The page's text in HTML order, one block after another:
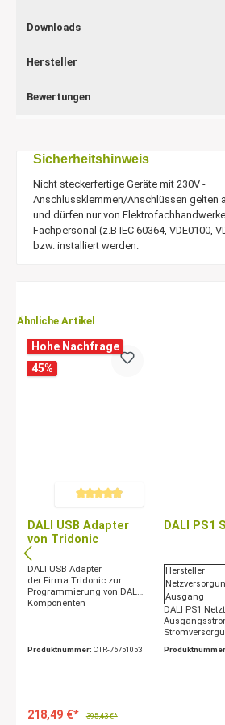
Downloads
Hersteller
Bewertungen
Sicherheitshinweis
Nicht steckerfertige Geräte mit 230V -
Anschlussklemmen/Anschlüssen gelten
und dürfen nur von
Fachpersonal (z.B IEC 60364, VDE0100,
bzw. installiert werden.
Ähnliche Artikel
Hohe Nachfrage
45%
Durchschnittliche Bewertung von 4.9
DALI USB Adapter
von Tridonic
DALI USB Adapter
der Firma Tridonic zur
Programmierung von DALI-
Komponenten
Produktnummer: CTR-76751053
218,49 €*
395,43 €*
DALI PS1
Hersteller
Ausgang
DALI PS1